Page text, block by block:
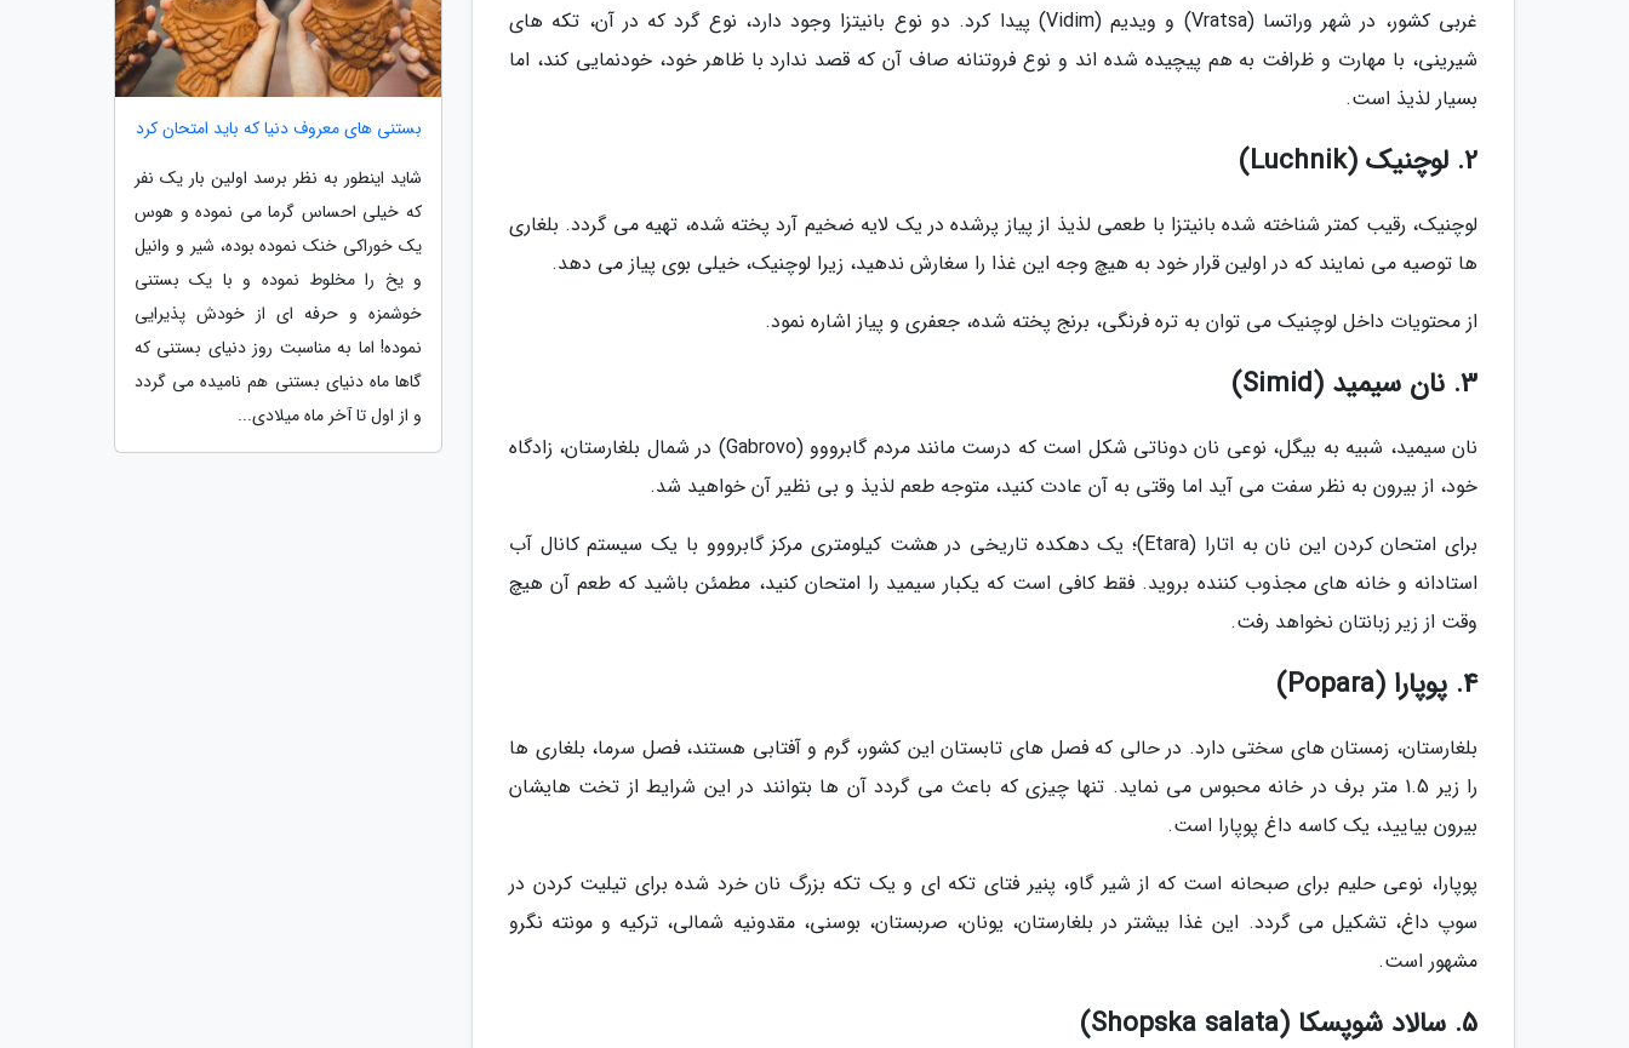
غربی کشور، در شهر وراتسا (Vratsa) و ویدیم (Vidim) پیدا کرد. دو نوع بانیتزا وجود دارد، نوع گرد که در آن، تکه های
شیرینی، با مهارت و ظرافت به هم پیچیده شده اند و نوع فروتنانه صاف آن که قصد ندارد با ظاهر خود، خودنمایی کند، اما
بسیار لذیذ است.
2. لوچنیک (Luchnik)
لوچنیک، رقیب کمتر شناخته شده بانیتزا با طعمی لذیذ از پیاز پرشده در یک لایه ضخیم آرد پخته شده، تهیه می گردد. بلغاری
ها توصیه می نمایند که در اولین قرار خود به هیچ وجه این غذا را سغارش ندهید، زیرا لوچنیک، خیلی بوی پیاز می دهد.
از محتویات داخل لوچنیک می توان به تره فرنگی، برنج پخته شده، جعفری و پیاز اشاره نمود.
3. نان سیمید (Simid)
نان سیمید، شبیه به بیگل، نوعی نان دوناتی شکل است که درست مانند مردم گابرووو (Gabrovo) در شمال بلغارستان، زادگاه
خود، از بیرون به نظر سفت می آید اما وقتی به آن عادت کنید، متوجه طعم لذیذ و بی نظیر آن خواهید شد.
برای امتحان کردن این نان به اتارا (Etara)؛ یک دهکده تاریخی در هشت کیلومتری مرکز گابرووو با یک سیستم کانال آب
استادانه و خانه های مجذوب کننده بروید. فقط کافی است که یکبار سیمید را امتحان کنید، مطمئن باشید که طعم آن هیچ
وقت از زیر زبانتان نخواهد رفت.
4. پوپارا (Popara)
بلغارستان، زمستان های سختی دارد. در حالی که فصل های تابستان این کشور، گرم و آفتابی هستند، فصل سرما، بلغاری ها
را زیر 1.5 متر برف در خانه محبوس می نماید. تنها چیزی که باعث می گردد آن ها بتوانند در این شرایط از تخت هایشان
بیرون بیایید، یک کاسه داغ پوپارا است.
پوپارا، نوعی حلیم برای صبحانه است که از شیر گاو، پنیر فتای تکه ای و یک تکه بزرگ نان خرد شده برای تیلیت کردن در
سوپ داغ، تشکیل می گردد. این غذا بیشتر در بلغارستان، یونان، صربستان، بوسنی، مقدونیه شمالی، ترکیه و مونته نگرو
مشهور است.
5. سالاد شوپسکا (Shopska salata)
بستنی های معروف دنیا که باید امتحان کرد
شاید اینطور به نظر برسد اولین بار یک نفر
که خیلی احساس گرما می نموده و هوس
یک خوراکی خنک نموده بوده، شیر و وانیل
و یخ را مخلوط نموده و با یک بستنی
خوشمزه و حرفه ای از خودش پذیرایی
نموده! اما به مناسبت روز دنیای بستنی که
گاها ماه دنیای بستنی هم نامیده می گردد
و از اول تا آخر ماه میلادی...